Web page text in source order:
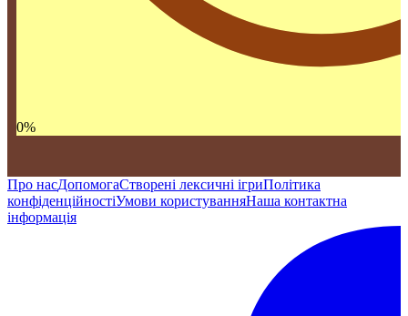
0%
Про насДопомогаСтворені лексичні ігриПолітика
конфіденційностіУмови користуванняНаша контактна
інформація